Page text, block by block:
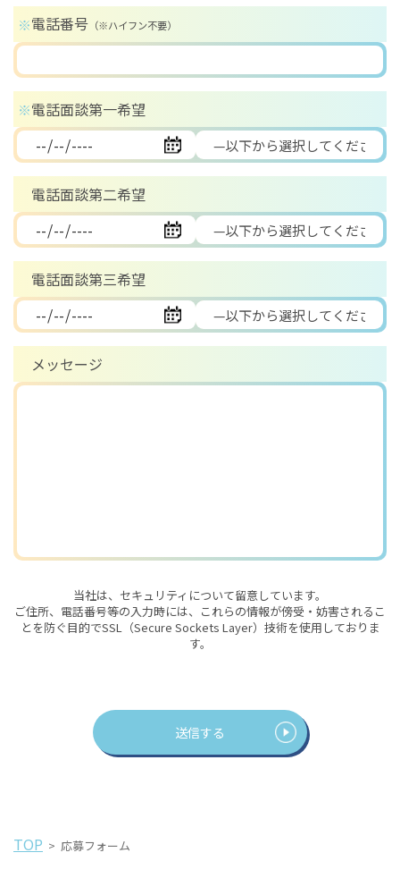
※電話番号 （※ハイフン不要）
※電話面談第一希望
電話面談第二希望
電話面談第三希望
メッセージ
当社は、セキュリティについて留意しています。
ご住所、電話番号等の入力時には、 これらの情報が傍受・妨害されるこ
とを防ぐ目的でSSL（Secure Sockets Layer）技術を使用しておりま
す。
TOP > 応募フォーム